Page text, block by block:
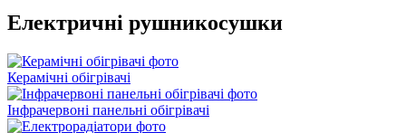
Електричні рушникосушки
Керамічні обігрівачі
Інфрачервоні панельні обігрівачі